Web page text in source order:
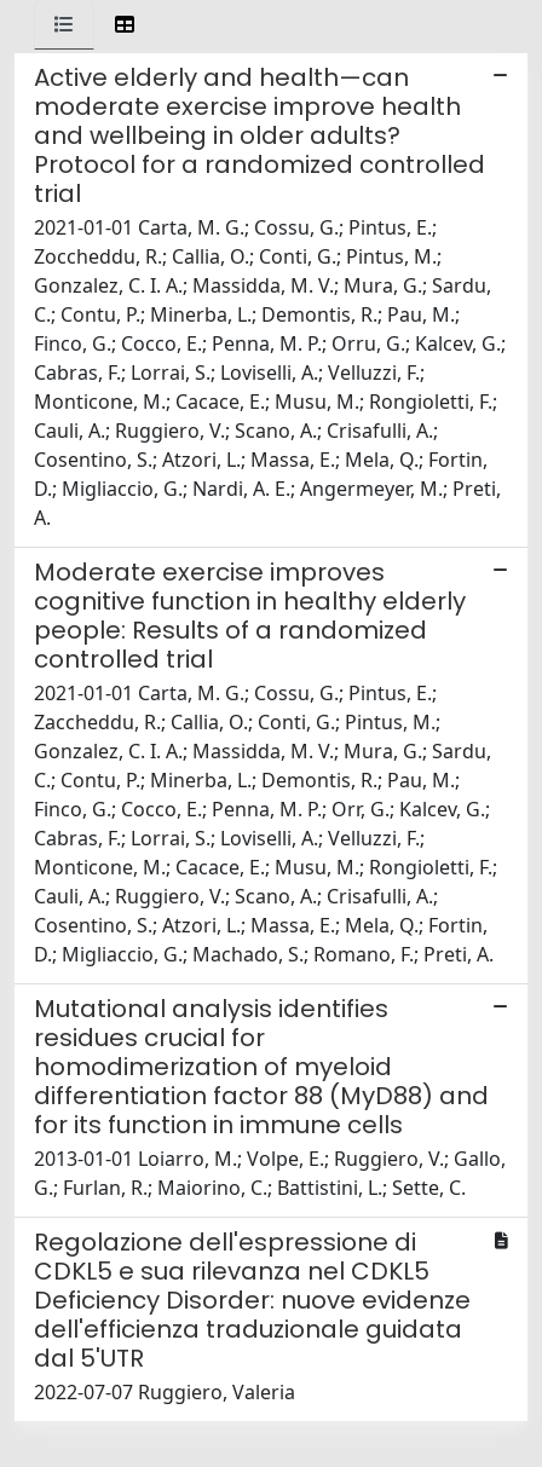
Active elderly and health—can
moderate exercise improve health
and wellbeing in older adults?
Protocol for a randomized controlled
trial
2021-01-01 Carta, M. G.; Cossu, G.; Pintus, E.;
Zoccheddu, R.; Callia, O.; Conti, G.; Pintus, M.;
Gonzalez, C. I. A.; Massidda, M. V.; Mura, G.; Sardu,
C.; Contu, P.; Minerba, L.; Demontis, R.; Pau, M.;
Finco, G.; Cocco, E.; Penna, M. P.; Orru, G.; Kalcev, G.;
Cabras, F.; Lorrai, S.; Loviselli, A.; Velluzzi, F.;
Monticone, M.; Cacace, E.; Musu, M.; Rongioletti, F.;
Cauli, A.; Ruggiero, V.; Scano, A.; Crisafulli, A.;
Cosentino, S.; Atzori, L.; Massa, E.; Mela, Q.; Fortin,
D.; Migliaccio, G.; Nardi, A. E.; Angermeyer, M.; Preti,
A.
Moderate exercise improves
cognitive function in healthy elderly
people: Results of a randomized
controlled trial
2021-01-01 Carta, M. G.; Cossu, G.; Pintus, E.;
Zaccheddu, R.; Callia, O.; Conti, G.; Pintus, M.;
Gonzalez, C. I. A.; Massidda, M. V.; Mura, G.; Sardu,
C.; Contu, P.; Minerba, L.; Demontis, R.; Pau, M.;
Finco, G.; Cocco, E.; Penna, M. P.; Orr, G.; Kalcev, G.;
Cabras, F.; Lorrai, S.; Loviselli, A.; Velluzzi, F.;
Monticone, M.; Cacace, E.; Musu, M.; Rongioletti, F.;
Cauli, A.; Ruggiero, V.; Scano, A.; Crisafulli, A.;
Cosentino, S.; Atzori, L.; Massa, E.; Mela, Q.; Fortin,
D.; Migliaccio, G.; Machado, S.; Romano, F.; Preti, A.
Mutational analysis identifies
residues crucial for
homodimerization of myeloid
differentiation factor 88 (MyD88) and
for its function in immune cells
2013-01-01 Loiarro, M.; Volpe, E.; Ruggiero, V.; Gallo,
G.; Furlan, R.; Maiorino, C.; Battistini, L.; Sette, C.
Regolazione dell'espressione di
CDKL5 e sua rilevanza nel CDKL5
Deficiency Disorder: nuove evidenze
dell'efficienza traduzionale guidata
dal 5'UTR
2022-07-07 Ruggiero, Valeria